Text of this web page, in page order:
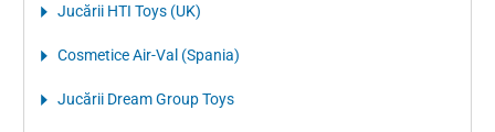
Jucării HTI Toys (UK)
Cosmetice Air-Val (Spania)
Jucării Dream Group Toys